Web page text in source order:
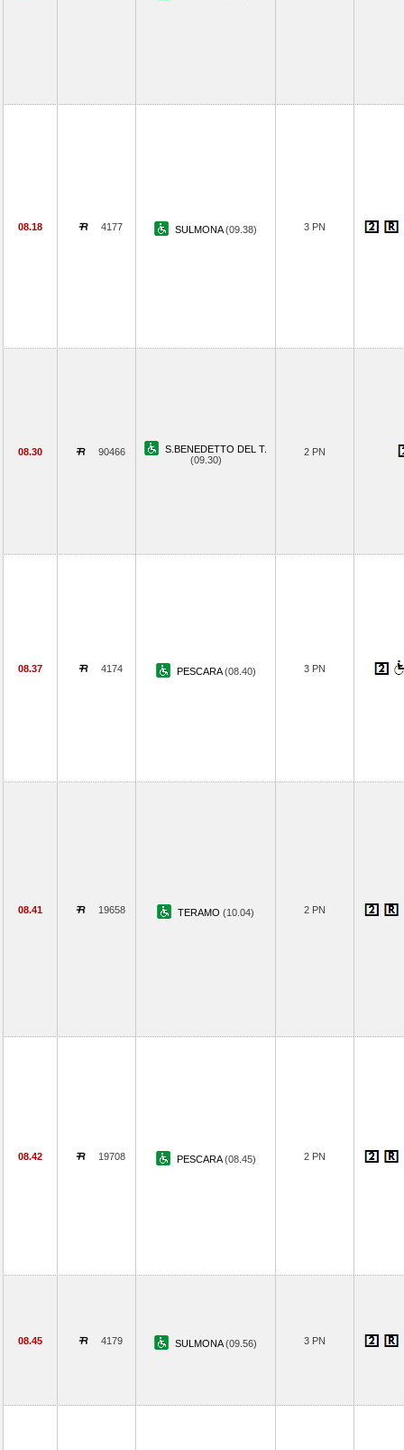
08.18 4177 SULMONA(09.38) 3 PN
08.30 90466
S.BENEDETTO DEL T.
(09.30)
2 PN
08.37 4174 PESCARA(08.40) 3 PN
08.41 19658 TERAMO (10.04) 2 PN
08.42 19708 PESCARA(08.45) 2 PN
08.45 4179 SULMONA(09.56) 3 PN